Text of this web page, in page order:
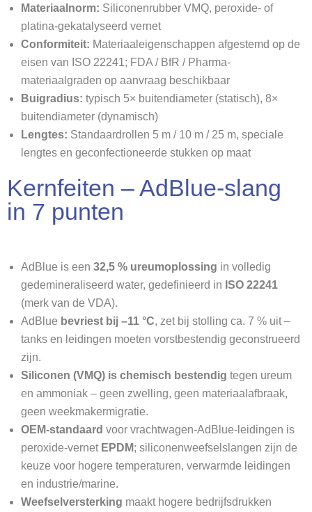
Materiaalnorm: Siliconenrubber VMQ, peroxide- of
platina-gekatalyseerd vernet
Conformiteit: Materiaaleigenschappen afgestemd op de
eisen van ISO 22241; FDA / BfR / Pharma-
materiaalgraden op aanvraag beschikbaar
Buigradius: typisch 5× buitendiameter (statisch), 8×
buitendiameter (dynamisch)
Lengtes: Standaardrollen 5 m / 10 m / 25 m, speciale
lengtes en geconfectioneerde stukken op maat
Kernfeiten – AdBlue-slang
in 7 punten
AdBlue is een 32,5 % ureumoplossing in volledig
gedemineraliseerd water, gedefinieerd in ISO 22241
(merk van de VDA).
AdBlue bevriest bij –11 °C, zet bij stolling ca. 7 % uit –
tanks en leidingen moeten vorstbestendig geconstrueerd
zijn.
Siliconen (VMQ) is chemisch bestendig tegen ureum
en ammoniak – geen zwelling, geen materiaalafbraak,
geen weekmakermigratie.
OEM-standaard voor vrachtwagen-AdBlue-leidingen is
peroxide-vernet EPDM; siliconenweefselslangen zijn de
keuze voor hogere temperaturen, verwarmde leidingen
en industrie/marine.
Weefselversterking maakt hogere bedrijfsdrukken